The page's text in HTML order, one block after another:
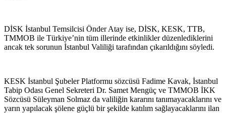
DİSK İstanbul Temsilcisi Önder Atay ise, DİSK, KESK, TTB,
TMMOB ile Türkiye’nin tüm illerinde etkinlikler düzenlediklerini
ancak tek sorunun İstanbul Valiliği tarafından çıkarıldığını söyledi.
KESK İstanbul Şubeler Platformu sözcüsü Fadime Kavak, İstanbul
Tabip Odası Genel Sekreteri Dr. Samet Mengüç ve TMMOB İKK
Sözcüsü Süleyman Solmaz da valiliğin kararını tanımayacaklarını ve
yarın yapılacak şölene güçlü bir şekilde katılım sağlayacaklarını ilan